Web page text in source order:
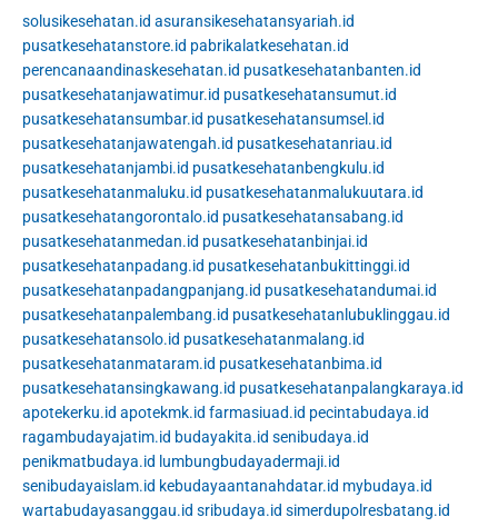
solusikesehatan.id asuransikesehatansyariah.id
pusatkesehatanstore.id pabrikalatkesehatan.id
perencanaandinaskesehatan.id pusatkesehatanbanten.id
pusatkesehatanjawatimur.id pusatkesehatansumut.id
pusatkesehatansumbar.id pusatkesehatansumsel.id
pusatkesehatanjawatengah.id pusatkesehatanriau.id
pusatkesehatanjambi.id pusatkesehatanbengkulu.id
pusatkesehatanmaluku.id pusatkesehatanmalukuutara.id
pusatkesehatangorontalo.id pusatkesehatansabang.id
pusatkesehatanmedan.id pusatkesehatanbinjai.id
pusatkesehatanpadang.id pusatkesehatanbukittinggi.id
pusatkesehatanpadangpanjang.id pusatkesehatandumai.id
pusatkesehatanpalembang.id pusatkesehatanlubuklinggau.id
pusatkesehatansolo.id pusatkesehatanmalang.id
pusatkesehatanmataram.id pusatkesehatanbima.id
pusatkesehatansingkawang.id pusatkesehatanpalangkaraya.id
apotekerku.id apotekmk.id farmasiuad.id pecintabudaya.id
ragambudayajatim.id budayakita.id senibudaya.id
penikmatbudaya.id lumbungbudayadermaji.id
senibudayaislam.id kebudayaantanahdatar.id mybudaya.id
wartabudayasanggau.id sribudaya.id simerdupolresbatang.id